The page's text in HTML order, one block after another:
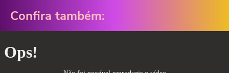
Confira também: